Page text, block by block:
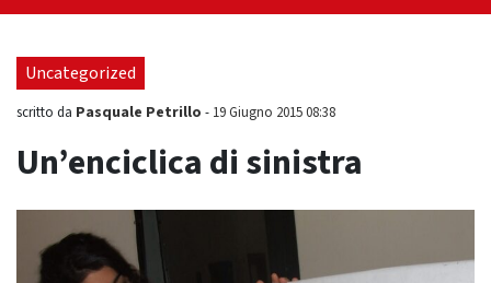
Uncategorized
scritto da Pasquale Petrillo - 19 Giugno 2015 08:38
Un’enciclica di sinistra